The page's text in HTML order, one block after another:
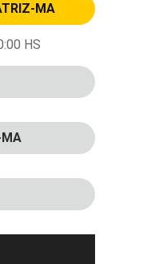
MA
HS
MA